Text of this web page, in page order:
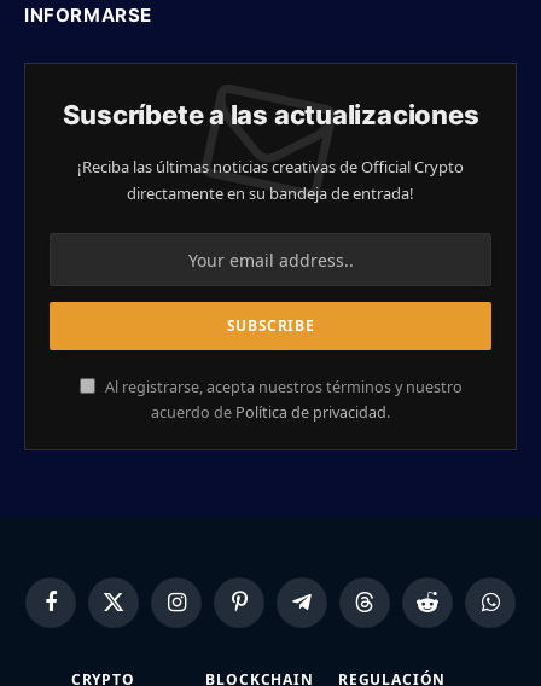
INFORMARSE
Suscríbete a las actualizaciones
¡Reciba las últimas noticias creativas de Official Crypto
directamente en su bandeja de entrada!
Al registrarse, acepta nuestros términos y nuestro
acuerdo de Política de privacidad.
FacebookX
(Twitter)
InstagramPinterestTelegramThreads Reddit
CRYPTO BLOCKCHAIN REGULACIÓN